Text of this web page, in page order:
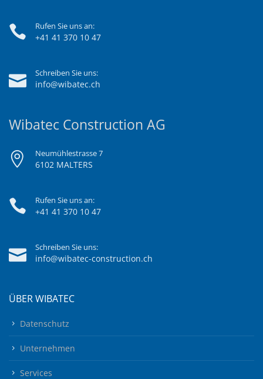
Rufen Sie uns an:
+41 41 370 10 47
Schreiben Sie uns:
info@wibatec.ch
Wibatec Construction AG
Neumühlestrasse 7
6102 MALTERS
Rufen Sie uns an:
+41 41 370 10 47
Schreiben Sie uns:
info@wibatec-construction.ch
ÜBER WIBATEC
Datenschutz
Unternehmen
Services